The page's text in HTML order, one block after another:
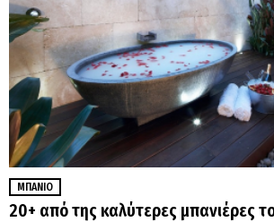
ΜΠΆΝΙΟ
20+ από της καλύτερες μπανιέρες